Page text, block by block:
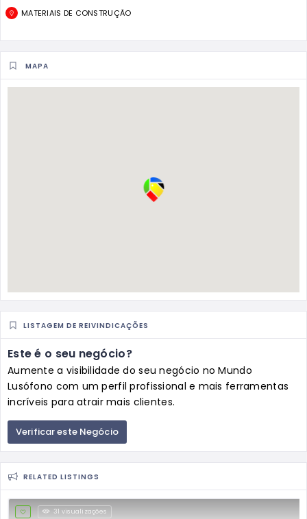
MATERIAIS DE CONSTRUÇÃO
MAPA
LISTAGEM DE REIVINDICAÇÕES
Este é o seu negócio?
Aumente a visibilidade do seu negócio no Mundo
Lusófono com um perfil profissional e mais ferramentas
incríveis para atrair mais clientes.
Verificar este Negócio
RELATED LISTINGS
31 visualizações